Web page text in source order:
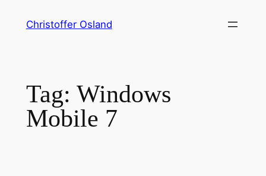
Christoffer Osland
Tag: Windows
Mobile 7